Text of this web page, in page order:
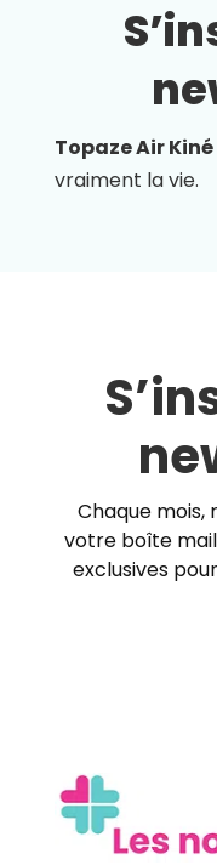
Topaze Air Kiné
vraiment la vie.
Chaque
votre boîte
exclusives